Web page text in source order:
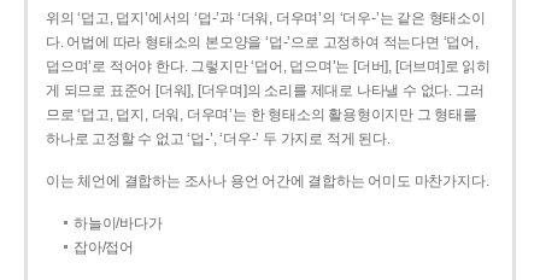
위의 ‘덥고, 덥지’에서의 ‘덥-­’과 ‘더워, 더우며’의 ‘더우-­’는 같은 형태소이
다. 어법에 따라 형태소의 본모양을 ‘덥-­’으로 고정하여 적는다면 ‘덥어,
덥으며’로 적어야 한다. 그렇지만 ‘덥어, 덥으며’는 [더버], [더브며]로 읽히
게 되므로 표준어 [더워], [더우며]의 소리를 제대로 나타낼 수 없다. 그러
므로 ‘덥고, 덥지, 더워, 더우며’는 한 형태소의 활용형이지만 그 형태를
하나로 고정할 수 없고 ‘덥-’, ‘더우-’ 두 가지로 적게 된다.
이는 체언에 결합하는 조사나 용언 어간에 결합하는 어미도 마찬가지다.
하늘이/바다가
잡아/접어